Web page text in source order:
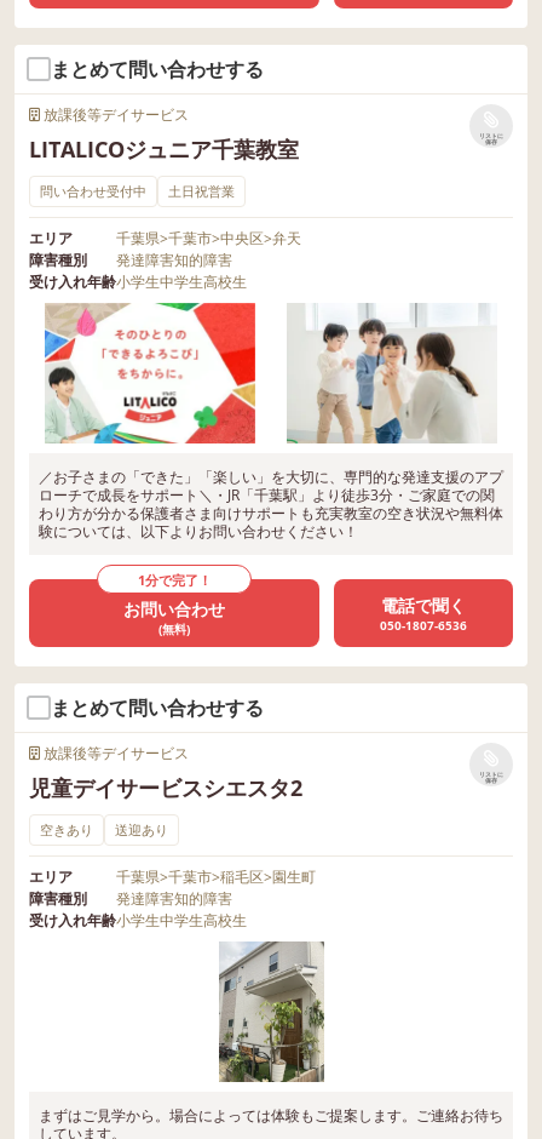
まとめて問い合わせする
放課後等デイサービス
LITALICOジュニア千葉教室
リストに
保存
問い合わせ受付中 土日祝営業
エリア 千葉県>千葉市>中央区>弁天
障害種別
発達障害知的障害
受け入れ年齢小学生中学生高校生
／お子さまの「できた」「楽しい」を大切に、専門的な発達支援のアプ
ローチで成長をサポート＼・JR「千葉駅」より徒歩3分・ご家庭での関
わり方が分かる保護者さま向けサポートも充実教室の空き状況や無料体
験については、以下よりお問い合わせください！
1分で完了！
お問い合わせ
(無料)
電話で聞く
050-1807-6536
まとめて問い合わせする
放課後等デイサービス
児童デイサービスシエスタ2
リストに
保存
空きあり 送迎あり
エリア 千葉県>千葉市>稲毛区>園生町
障害種別
発達障害知的障害
受け入れ年齢小学生中学生高校生
まずはご見学から。場合によっては体験もご提案します。ご連絡お待ち
しています。